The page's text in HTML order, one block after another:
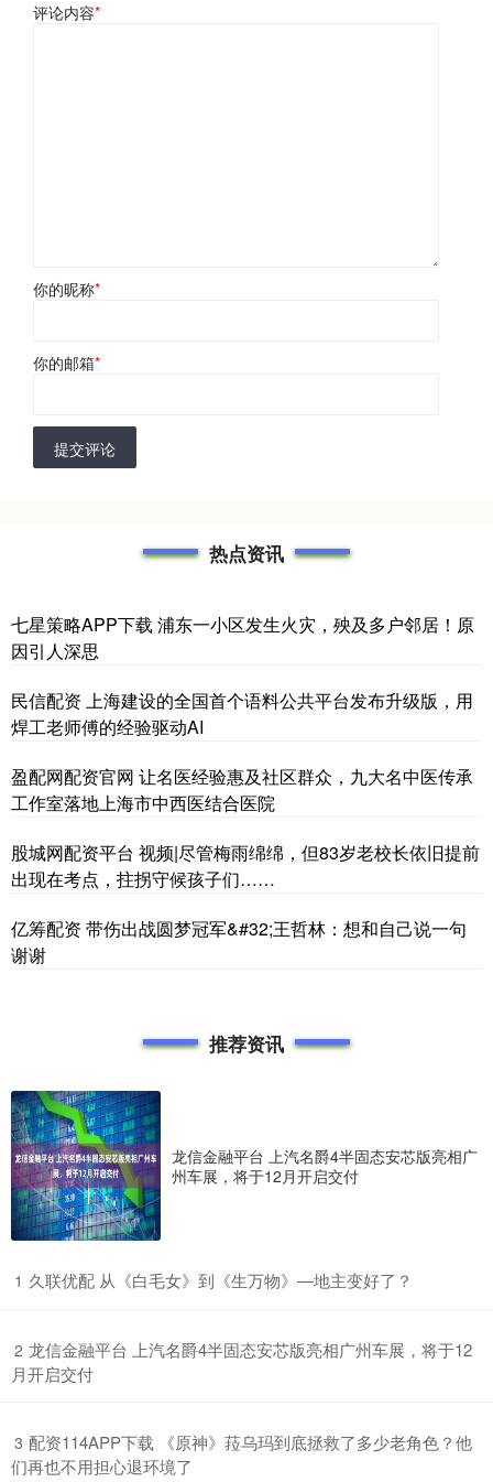
评论内容*
你的昵称*
你的邮箱*
提交评论
热点资讯
七星策略APP下载 浦东一小区发生火灾，殃及多户邻居！原
因引人深思
民信配资 上海建设的全国首个语料公共平台发布升级版，用
焊工老师傅的经验驱动AI
盈配网配资官网 让名医经验惠及社区群众，九大名中医传承
工作室落地上海市中西医结合医院
股城网配资平台 视频|尽管梅雨绵绵，但83岁老校长依旧提前
出现在考点，拄拐守候孩子们……
亿筹配资 带伤出战圆梦冠军&#32;王哲林：想和自己说一句
谢谢
推荐资讯
龙信金融平台 上汽名爵4半固态安芯版亮相广
州车展，将于12月开启交付
1 ​久联优配 从《白毛女》到《生万物》—地主变好了？
2 ​龙信金融平台 上汽名爵4半固态安芯版亮相广州车展，将于12
月开启交付
3 ​配资114APP下载 《原神》菈乌玛到底拯救了多少老角色？他
们再也不用担心退环境了